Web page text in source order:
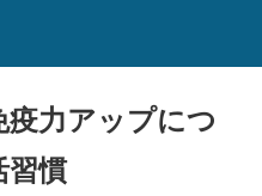
疫力アップにつ
習慣